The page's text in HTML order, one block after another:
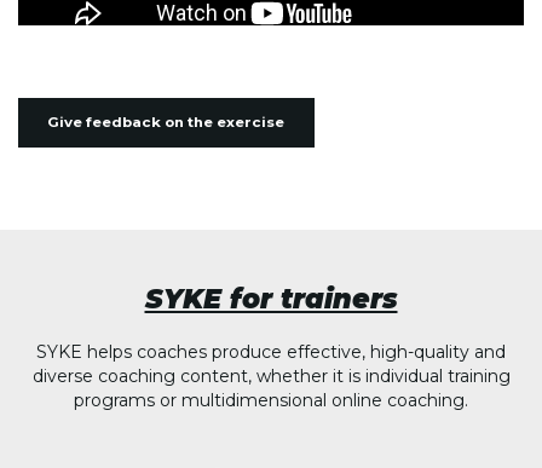
Give feedback on the exercise
SYKE for trainers
SYKE helps coaches produce effective, high-quality and
diverse coaching content, whether it is individual training
programs or multidimensional online coaching.